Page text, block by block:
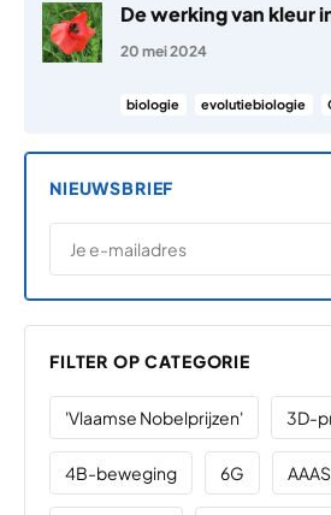
De werking van kleur
20 mei 2024
biologie evolutiebiologie
NIEUWSBRIEF
E-MAILADRES
*
FILTER OP CATEGORIE
'Vlaamse Nobelprijzen' 3D-
4B-beweging 6G AAAS